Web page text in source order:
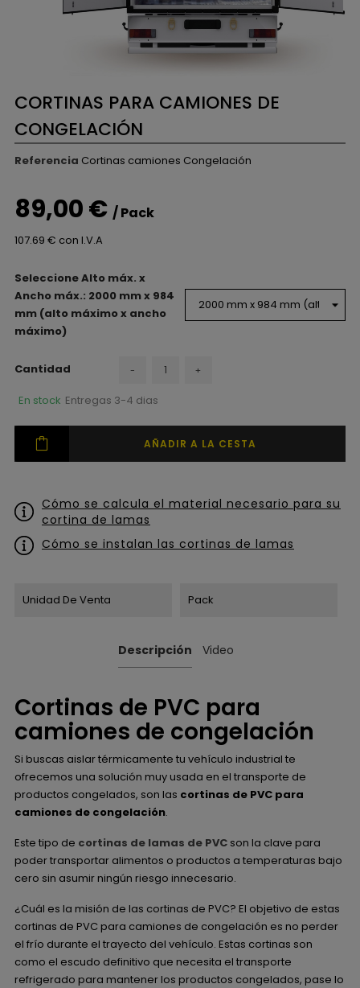
CORTINAS PARA CAMIONES DE
CONGELACIÓN
Referencia Cortinas camiones Congelación
89,00 € / Pack
107.69 € con I.V.A
Seleccione Alto máx. x
Ancho máx.: 2000 mm x 984
mm (alto máximo x ancho
máximo)
Cantidad - +
En stock Entregas 3-4 dias
AÑADIR A LA CESTA
Cómo se calcula el material necesario para su
cortina de lamas
Cómo se instalan las cortinas de lamas
Unidad De Venta Pack
Descripción Video
Cortinas de PVC para
camiones de congelación
Si buscas aislar térmicamente tu vehículo industrial te
ofrecemos una solución muy usada en el transporte de
productos congelados, son las cortinas de PVC para
camiones de congelación.
Este tipo de cortinas de lamas de PVC son la clave para
poder transportar alimentos o productos a temperaturas bajo
cero sin asumir ningún riesgo innecesario.
¿Cuál es la misión de las cortinas de PVC? El objetivo de estas
cortinas de PVC para camiones de congelación es no perder
el frío durante el trayecto del vehículo. Estas cortinas son
como el escudo definitivo que necesita el transporte
refrigerado para mantener los productos congelados, pase lo